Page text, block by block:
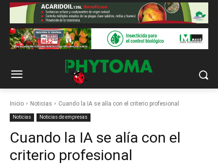
Inicio Noticias Cuando la IA se alía con el criterio profesional
Noticias Noticias de empresas
Cuando la IA se alía con el
criterio profesional